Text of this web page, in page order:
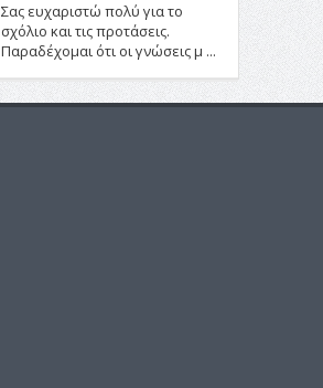
Σας ευχαριστώ πολύ για το
σχόλιο και τις προτάσεις.
Παραδέχομαι ότι οι γνώσεις μ ...